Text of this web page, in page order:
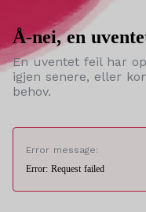
Å-nei, en
En uventet feil har
igjen senere, eller
behov.
Error message:
Error: Request failed